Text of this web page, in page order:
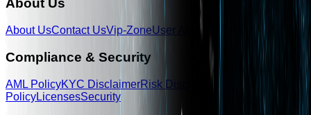
About Us
About UsContact UsVip-ZoneUser Agreement Legal
Compliance & Security
AML PolicyKYC DisclaimerRisk Disclosure
PolicyLicensesSecurity